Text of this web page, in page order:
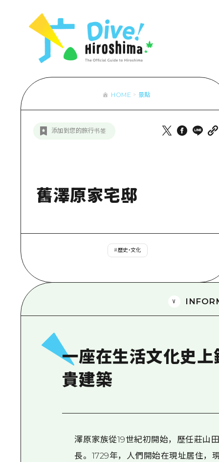
HOME 景點
添加到您的旅行书签
舊澤原家宅邸
#歷史・文化
一座在生活文化史
貴建築
澤原家族從19世紀初開始，歷任莊山
長。 1729年，人們開始在現址居住，